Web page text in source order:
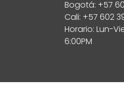
Bogotá: +57
Cali: +57 602
Horario: Lun-
6:00PM